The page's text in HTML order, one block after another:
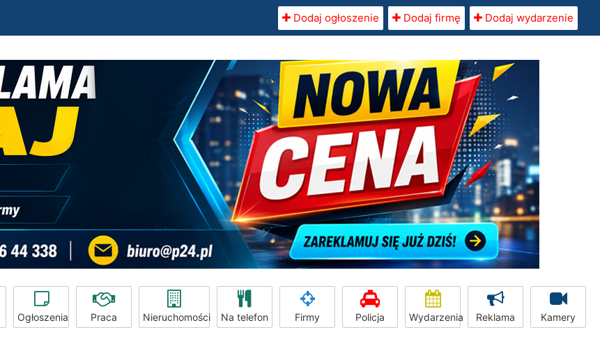
Dodaj ogłoszenie Dodaj firmę Dodaj wydarzenie
Ogłoszenia Praca Nieruchomości Na telefon Firmy Policja Wydarzenia Reklama Kamery